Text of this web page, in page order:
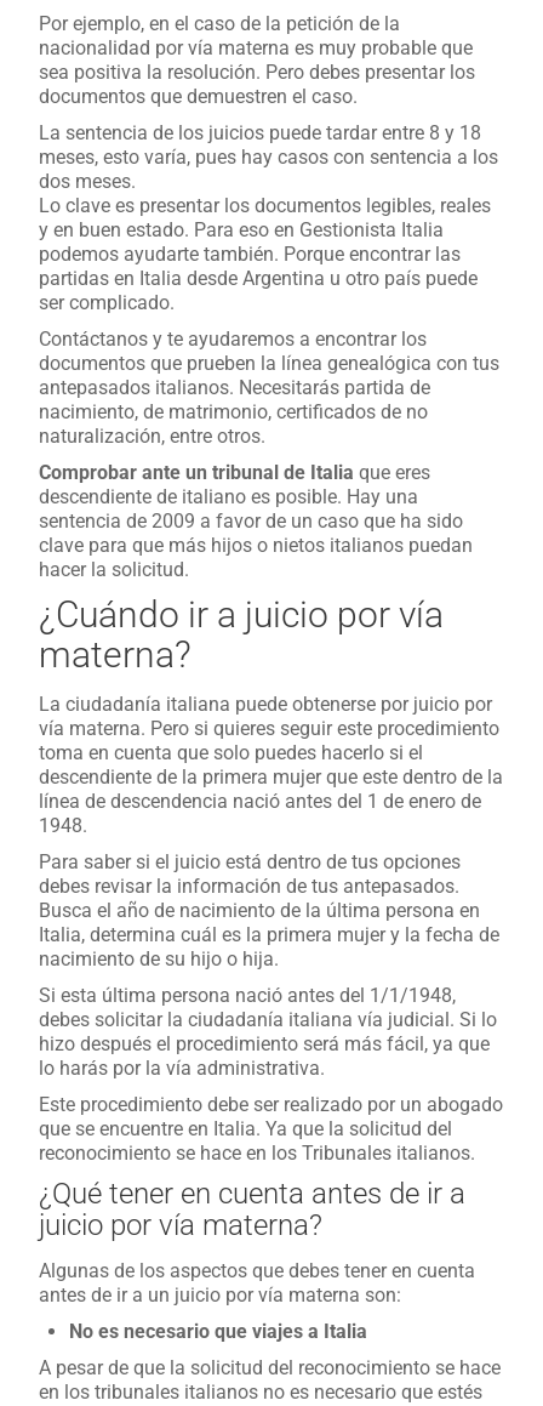
Por ejemplo, en el caso de la petición de la
nacionalidad por vía materna es muy probable que
sea positiva la resolución. Pero debes presentar los
documentos que demuestren el caso.
La sentencia de los juicios puede tardar entre 8 y 18
meses, esto varía, pues hay casos con sentencia a los
dos meses.
Lo clave es presentar los documentos legibles, reales
y en buen estado. Para eso en Gestionista Italia
podemos ayudarte también. Porque encontrar las
partidas en Italia desde Argentina u otro país puede
ser complicado.
Contáctanos y te ayudaremos a encontrar los
documentos que prueben la línea genealógica con tus
antepasados italianos. Necesitarás partida de
nacimiento, de matrimonio, certificados de no
naturalización, entre otros.
Comprobar ante un tribunal de Italia que eres
descendiente de italiano es posible. Hay una
sentencia de 2009 a favor de un caso que ha sido
clave para que más hijos o nietos italianos puedan
hacer la solicitud.
¿Cuándo ir a juicio por vía
materna?
La ciudadanía italiana puede obtenerse por juicio por
vía materna. Pero si quieres seguir este procedimiento
toma en cuenta que solo puedes hacerlo si el
descendiente de la primera mujer que este dentro de la
línea de descendencia nació antes del 1 de enero de
1948.
Para saber si el juicio está dentro de tus opciones
debes revisar la información de tus antepasados.
Busca el año de nacimiento de la última persona en
Italia, determina cuál es la primera mujer y la fecha de
nacimiento de su hijo o hija.
Si esta última persona nació antes del 1/1/1948,
debes solicitar la ciudadanía italiana vía judicial. Si lo
hizo después el procedimiento será más fácil, ya que
lo harás por la vía administrativa.
Este procedimiento debe ser realizado por un abogado
que se encuentre en Italia. Ya que la solicitud del
reconocimiento se hace en los Tribunales italianos.
¿Qué tener en cuenta antes de ir a
juicio por vía materna?
Algunas de los aspectos que debes tener en cuenta
antes de ir a un juicio por vía materna son:
No es necesario que viajes a Italia
A pesar de que la solicitud del reconocimiento se hace
en los tribunales italianos no es necesario que estés